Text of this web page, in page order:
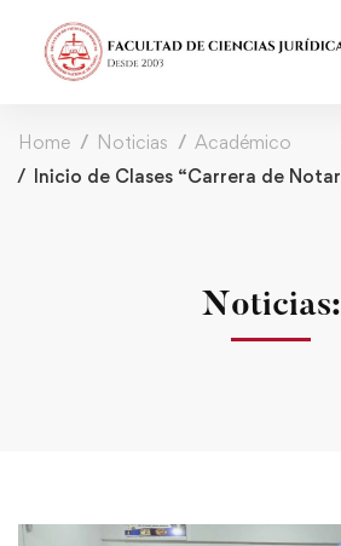
Home Noticias
Académico
Inicio de Clases “Carrera de
Noticias: